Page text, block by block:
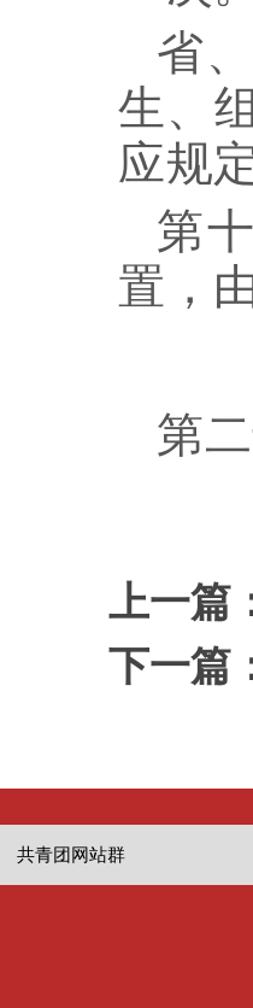
省
生、
应规定
第
置，
第
上一篇
下一篇